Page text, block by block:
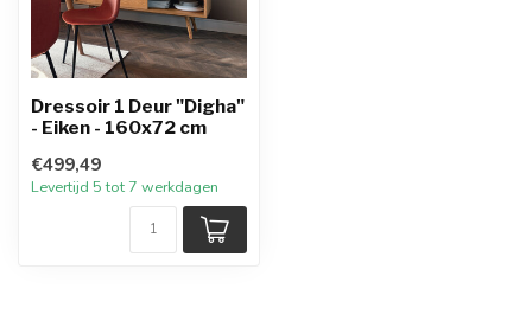
Dressoir 1 Deur "Digha"
- Eiken - 160x72 cm
€499,49
Levertijd 5 tot 7 werkdagen